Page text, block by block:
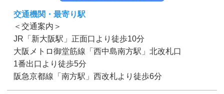
交通機関・最寄り駅
＜交通案内＞
JR「新大阪駅」正面口より徒歩10分
大阪メトロ御堂筋線「西中島南方駅」北改札口
1番出口より徒歩5分
阪急京都線「南方駅」西改札より徒歩6分